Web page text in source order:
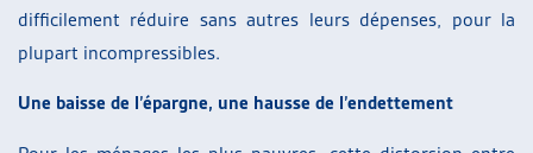
difficilement réduire sans autres leurs dépenses, pour la
plupart incompressibles.
Une baisse de l’épargne, une hausse de l’endettement